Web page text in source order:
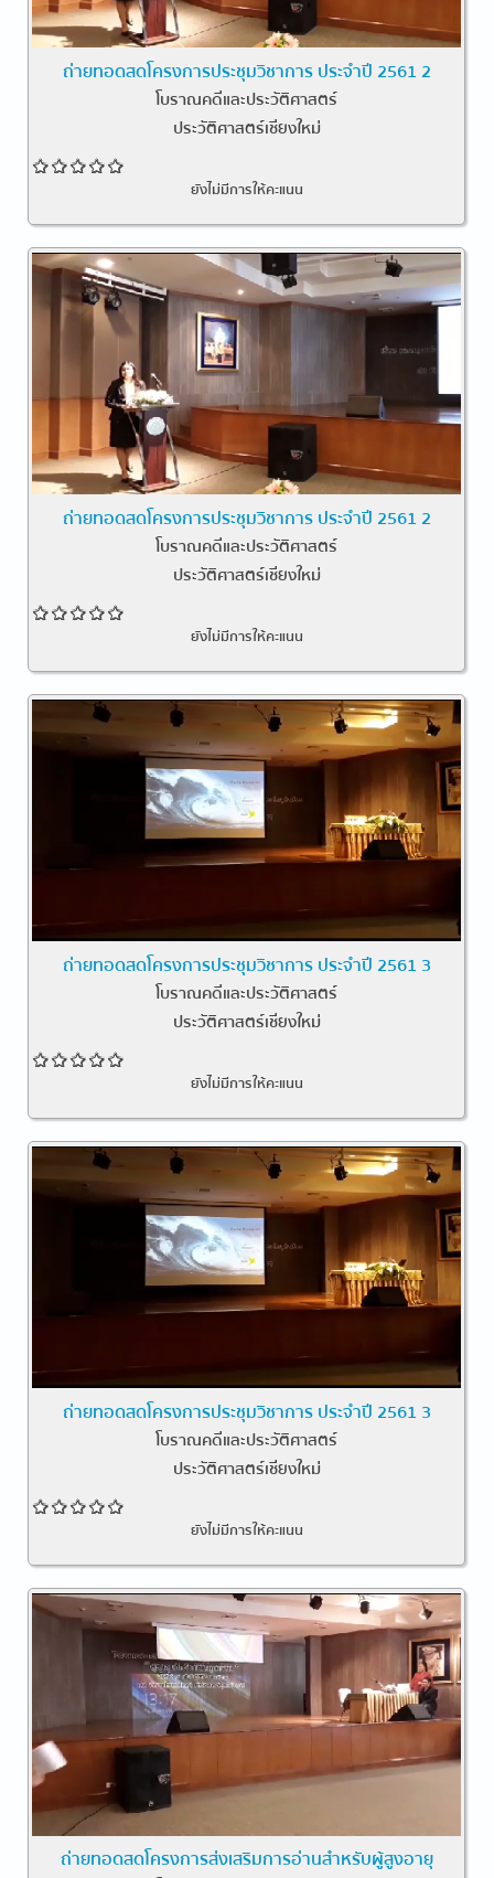
ถ่ายทอดสดโครงการประชุมวิชาการ ประจำปี 2561 2
โบราณคดีและประวัติศาสตร์
ประวัติศาสตร์เชียงใหม่
ยังไม่มีการให้คะแนน
ถ่ายทอดสดโครงการประชุมวิชาการ ประจำปี 2561 2
โบราณคดีและประวัติศาสตร์
ประวัติศาสตร์เชียงใหม่
ยังไม่มีการให้คะแนน
ถ่ายทอดสดโครงการประชุมวิชาการ ประจำปี 2561 3
โบราณคดีและประวัติศาสตร์
ประวัติศาสตร์เชียงใหม่
ยังไม่มีการให้คะแนน
ถ่ายทอดสดโครงการประชุมวิชาการ ประจำปี 2561 3
โบราณคดีและประวัติศาสตร์
ประวัติศาสตร์เชียงใหม่
ยังไม่มีการให้คะแนน
ถ่ายทอดสดโครงการส่งเสริมการอ่านสำหรับผู้สูงอายุ